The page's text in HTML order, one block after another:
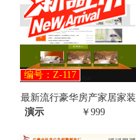
编号：Z-117
最新流行豪华房产家居家装
演示
￥999